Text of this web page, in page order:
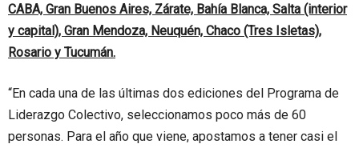
CABA, Gran Buenos Aires, Zárate, Bahía Blanca, Salta (interior
y capital), Gran Mendoza, Neuquén, Chaco (Tres Isletas),
Rosario y Tucumán.
“En cada una de las últimas dos ediciones del Programa de
Liderazgo Colectivo, seleccionamos poco más de 60
personas. Para el año que viene, apostamos a tener casi el